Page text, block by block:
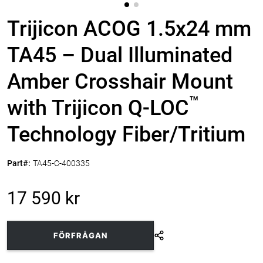
Trijicon ACOG 1.5x24 mm
TA45 – Dual Illuminated
Amber Crosshair Mount
with Trijicon Q-LOC™
Technology Fiber/Tritium
Part#: TA45-C-400335
17 590 kr
FÖRFRÅGAN